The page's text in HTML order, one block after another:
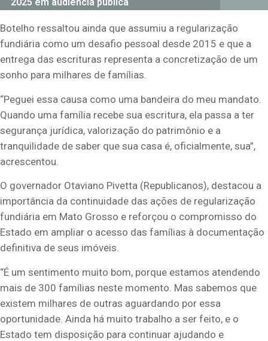
2025 em audiência pública
Botelho ressaltou ainda que assumiu a regularização
fundiária como um desafio pessoal desde 2015 e que a
entrega das escrituras representa a concretização de um
sonho para milhares de famílias.
“Peguei essa causa como uma bandeira do meu mandato.
Quando uma família recebe sua escritura, ela passa a ter
segurança jurídica, valorização do patrimônio e a
tranquilidade de saber que sua casa é, oficialmente, sua”,
acrescentou.
O governador Otaviano Pivetta (Republicanos), destacou a
importância da continuidade das ações de regularização
fundiária em Mato Grosso e reforçou o compromisso do
Estado em ampliar o acesso das famílias à documentação
definitiva de seus imóveis.
“É um sentimento muito bom, porque estamos atendendo
mais de 300 famílias neste momento. Mas sabemos que
existem milhares de outras aguardando por essa
oportunidade. Ainda há muito trabalho a ser feito, e o
Estado tem disposição para continuar ajudando e